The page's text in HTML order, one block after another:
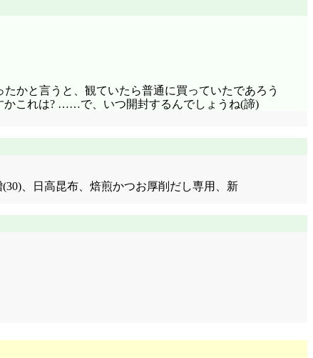
かと言うと、観ていたら普通に買っていたであろう
かこれは? ……で、いつ開封するんでしょうね(諦)
、日高昆布、焙煎かつお厚削だし専用、新